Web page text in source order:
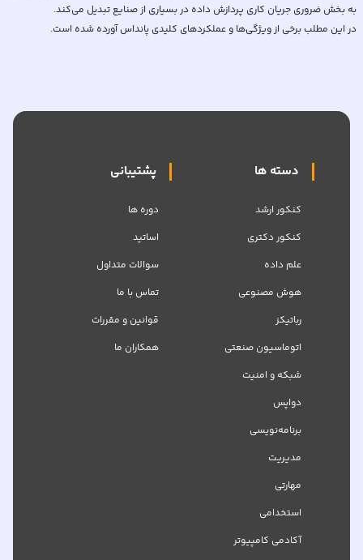
در این مطلب برخی از ویژگی‌ها و عملکردهای کلیدی پانداس آورده شده است.
دسته ها
کنکور ارشد
کنکور دکتری
علم داده
هوش مصنوعی
رباتیکز
اتوماسیون صنعتی
شبکه‌ و امنیت
دواپس
برنامه‌نویسی
مدیریت
مهارتی
استخدامی
آکادمی کامپیوتر
پشتیبانی
دوره ها
اساتید
سوالات متداول
تماس با ما
قوانین و مقررات
همکاران ما